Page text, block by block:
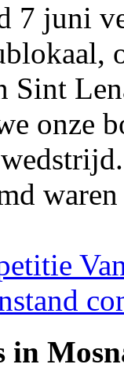
7 juni
onze
in